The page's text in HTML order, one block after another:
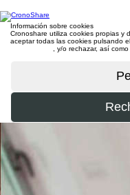
Información sobre cookies
Cronoshare utiliza cookies propias y
aceptar todas las cookies pulsando
, y/o rechazar, así